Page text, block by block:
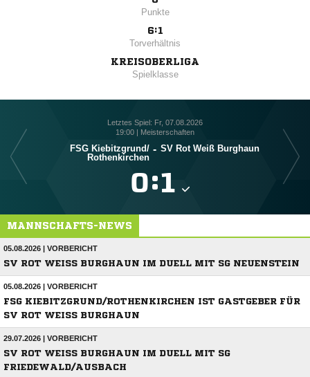
Punkte
6:1
Torverhältnis
KREISOBERLIGA
Spielklasse
Letztes Spiel: Fr, 07.08.2026
19:00 | Meisterschaften
FSG Kiebitzgrund/​
Rothenkirchen
- SV Rot Weiß Burghaun
:
MANNSCHAFTS-NEWS
05.08.2026 | VORBERICHT
SV ROT WEISS BURGHAUN IM DUELL MIT SG NEUENSTEIN
05.08.2026 | VORBERICHT
FSG KIEBITZGRUND/ROTHENKIRCHEN IST GASTGEBER FÜR
SV ROT WEISS BURGHAUN
29.07.2026 | VORBERICHT
SV ROT WEISS BURGHAUN IM DUELL MIT SG F
RIEDEWALD/AUSBACH